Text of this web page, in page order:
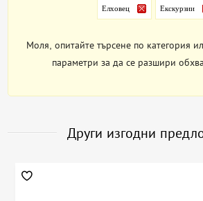
Елховец Екскурзии
Моля, опитайте търсене по категория
параметри за да се разшири
Други изгодни